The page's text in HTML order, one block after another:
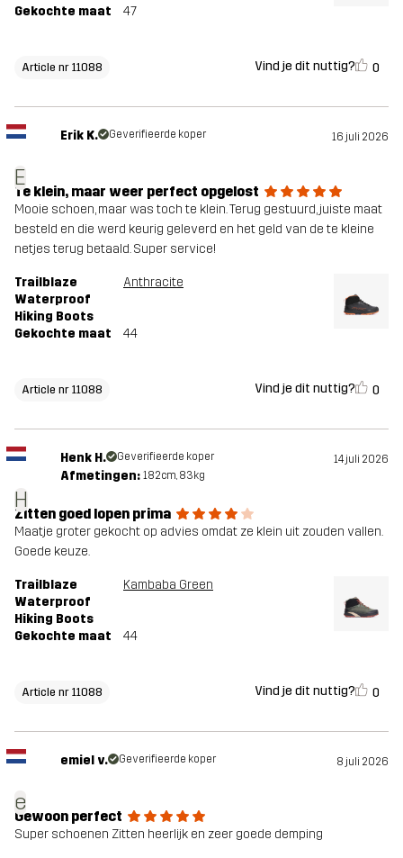
Gekochte maat
47
Article nr 11088 Vind je dit nuttig? 0
E
Erik K. Geverifieerde koper 16 juli 2026
Te klein, maar weer perfect opgelost
Mooie schoen, maar was toch te klein. Terug gestuurd, juiste maat
besteld en die werd keurig geleverd en het geld van de te kleine
netjes terug betaald. Super service!
Trailblaze
Waterproof
Hiking Boots
Anthracite
Gekochte maat 44
Article nr 11088 Vind je dit nuttig? 0
H
Henk H. Geverifieerde koper 14 juli 2026
Afmetingen: 182cm, 83kg
Zitten goed lopen prima
Maatje groter gekocht op advies omdat ze klein uit zouden vallen.
Goede keuze.
Trailblaze
Waterproof
Hiking Boots
Kambaba Green
Gekochte maat 44
Article nr 11088 Vind je dit nuttig? 0
e
emiel v. Geverifieerde koper 8 juli 2026
Gewoon perfect
Super schoenen Zitten heerlijk en zeer goede demping